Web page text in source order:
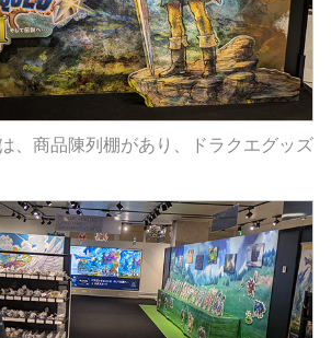
、商品陳列棚があり、ドラクエグッズ